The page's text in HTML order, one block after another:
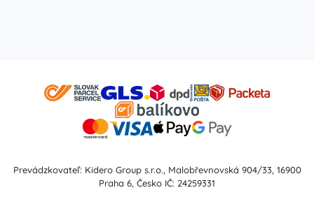
Prevádzkovateľ: Kidero Group s.r.o., Malobřevnovská 904/33, 16900
Praha 6, Česko IČ: 24259331